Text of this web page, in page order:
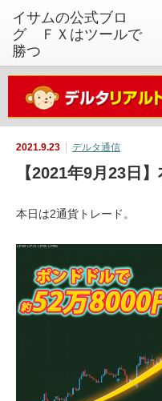
イサムの公式ブロ
グ ＦＸはツールで
勝つ
2021.9.23 デルタ通信
【2021年9月23日
本日は2通貨トレード。